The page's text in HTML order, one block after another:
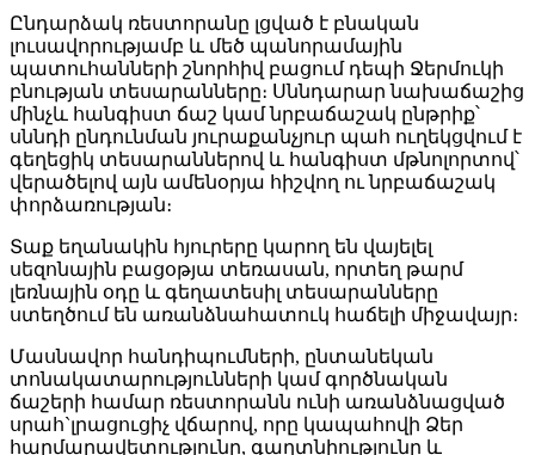
Ընդարձակ ռեստորանը լցված է բնական
լուսավորությամբ և մեծ պանորամային
պատուհանների շնորհիվ բացում դեպի Ջերմուկի
բնության տեսարանները։ Սննդարար նախաճաշից
մինչև հանգիստ ճաշ կամ նրբաճաշակ ընթրիք՝
սննդի ընդունման յուրաքանչյուր պահ ուղեկցվում է
գեղեցիկ տեսարաններով և հանգիստ մթնոլորտով՝
վերածելով այն ամենօրյա հիշվող ու նրբաճաշակ
փորձառության։
Տաք եղանակին հյուրերը կարող են վայելել
սեզոնային բացօթյա տեռասան, որտեղ թարմ
լեռնային օդը և գեղատեսիլ տեսարանները
ստեղծում են առանձնահատուկ հաճելի միջավայր։
Մասնավոր հանդիպումների, ընտանեկան
տոնակատարությունների կամ գործնական
ճաշերի համար ռեստորանն ունի առանձնացված
սրահ`լրացուցիչ վճարով, որը կապահովի Ձեր
հարմարավետությունը, գաղտնիությունը և